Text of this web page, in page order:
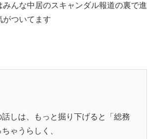
みんな中居のスキャンダル報道の裏で進
がついてます
しは、もっと掘り下げると「総務
ゃうらしく、